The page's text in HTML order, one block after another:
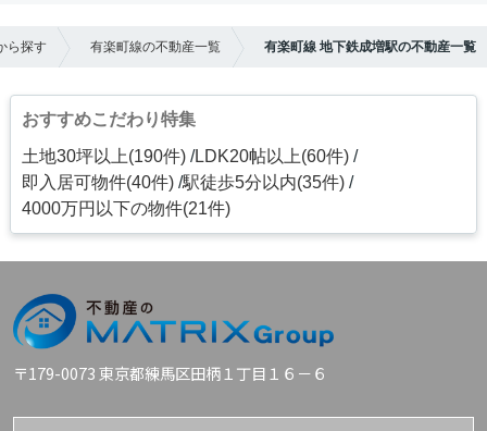
ら探す 有楽町線の不動産一覧 有楽町線 地下鉄成増駅の不動産一覧
おすすめこだわり特集
土地30坪以上(190件) LDK20帖以上(60件)
即入居可物件(40件) 駅徒歩5分以内(35件)
4000万円以下の物件(21件)
〒179-0073 東京都練馬区田柄１丁目１６－６